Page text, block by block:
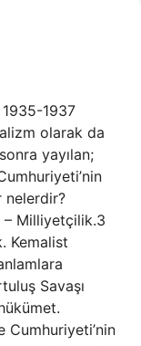
1937
olarak da
yayılan;
nelerdir?
– Milliyetçilik.3
Kemalist
Savaşı
Cumhuriyeti’nin